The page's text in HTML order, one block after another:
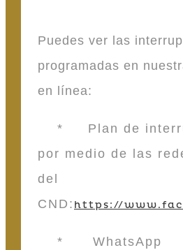
Puedes ver las
programadas en
en línea:
* Plan de
por medio de las
del
CND: https://
* WhatsApp